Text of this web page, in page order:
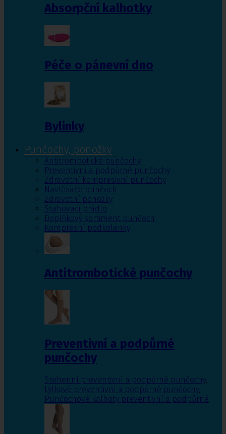
Absorpční kalhotky
Péče o pánevní dno
Bylinky
Punčochy, ponožky
Antitrombotické punčochy
Preventivní a podpůrné punčochy
Zdravotní kompresivní punčochy
Navlékače punčoch
Zdravotní ponožky
Stahovací prádlo
Doplňkový sortiment punčoch
Kompresní podkolenky
Antitrombotické punčochy
Preventivní a podpůrné
punčochy
Stehenní preventivní a podpůrné punčochy,
Lýtkové preventivní a podpůrné punčochy,
Punčochové kalhoty preventivní a podpůrné